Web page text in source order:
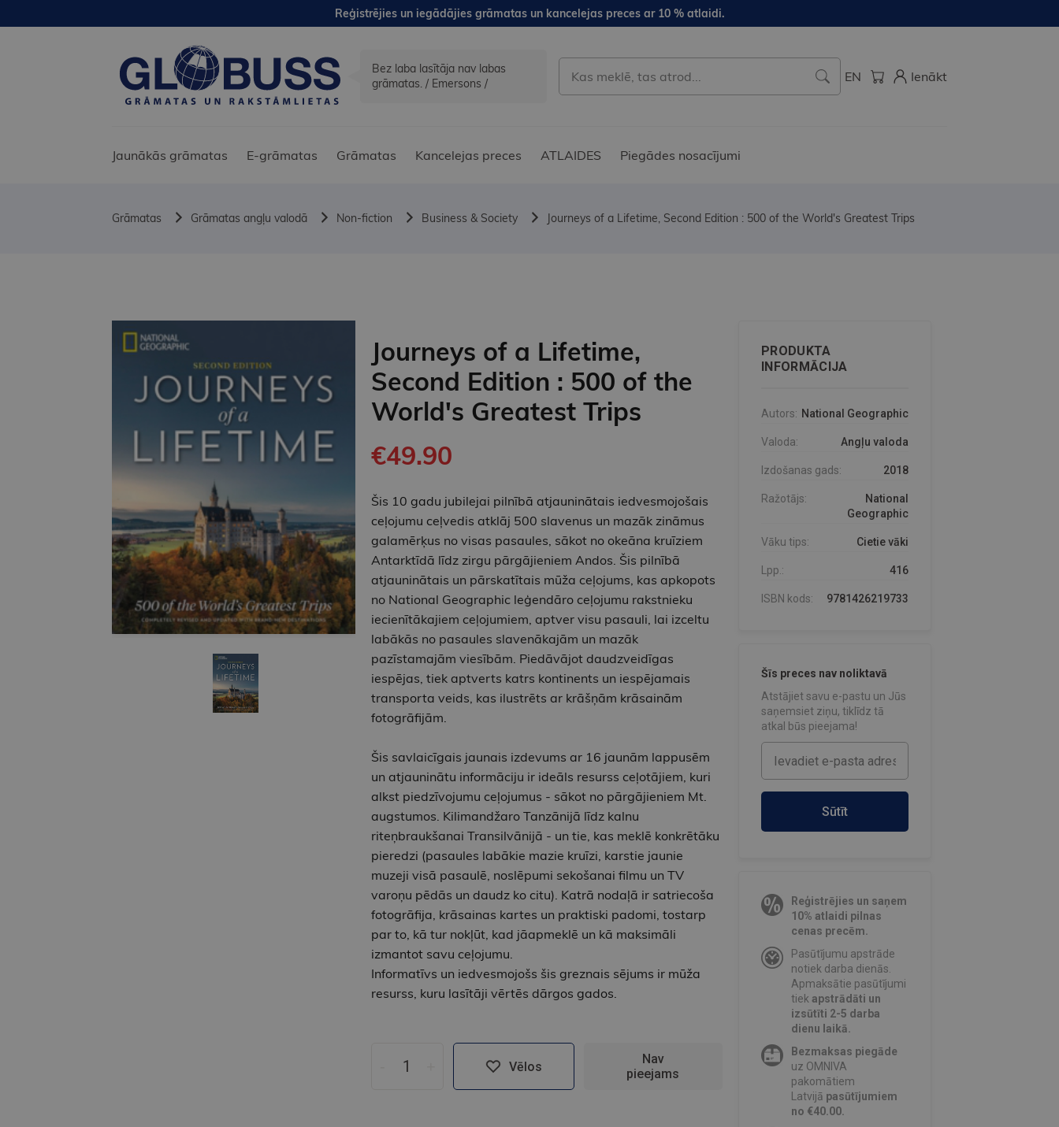
Reģistrējies un iegādājies grāmatas un kancelejas preces ar 10 % atlaidi.
Bez laba lasītāja nav labas
grāmatas. / Emersons /
EN Ienākt
Jaunākās grāmatas E-grāmatas Grāmatas Kancelejas preces ATLAIDES Piegādes nosacījumi
Grāmatas Grāmatas angļu valodā Non-fiction Business & Society Journeys of a Lifetime, Second Edition : 500 of the World's Greatest Trips
Journeys of a Lifetime,
Second Edition : 500 of the
World's Greatest Trips
€49.90
Šis 10 gadu jubilejai pilnībā atjauninātais iedvesmojošais
ceļojumu ceļvedis atklāj 500 slavenus un mazāk zināmus
galamērķus no visas pasaules, sākot no okeāna kruīziem
Antarktīdā līdz zirgu pārgājieniem Andos. Šis pilnībā
atjauninātais un pārskatītais mūža ceļojums, kas apkopots
no National Geographic leģendāro ceļojumu rakstnieku
iecienītākajiem ceļojumiem, aptver visu pasauli, lai izceltu
labākās no pasaules slavenākajām un mazāk
pazīstamajām viesībām. Piedāvājot daudzveidīgas
iespējas, tiek aptverts katrs kontinents un iespējamais
transporta veids, kas ilustrēts ar krāšņām krāsainām
fotogrāfijām.
Šis savlaicīgais jaunais izdevums ar 16 jaunām lappusēm
un atjauninātu informāciju ir ideāls resurss ceļotājiem, kuri
alkst piedzīvojumu ceļojumus - sākot no pārgājieniem Mt.
augstumos. Kilimandžaro Tanzānijā līdz kalnu
riteņbraukšanai Transilvānijā - un tie, kas meklē konkrētāku
pieredzi (pasaules labākie mazie kruīzi, karstie jaunie
muzeji visā pasaulē, noslēpumi sekošanai filmu un TV
varoņu pēdās un daudz ko citu). Katrā nodaļā ir satriecoša
fotogrāfija, krāsainas kartes un praktiski padomi, tostarp
par to, kā tur nokļūt, kad jāapmeklē un kā maksimāli
izmantot savu ceļojumu.
Informatīvs un iedvesmojošs šis greznais sējums ir mūža
resurss, kuru lasītāji vērtēs dārgos gados.
Vēlos
Nav
pieejams
PRODUKTA
INFORMĀCIJA
Autors: National Geographic
Valoda: Angļu valoda
Izdošanas gads: 2018
Ražotājs:
National
Geographic
Vāku tips: Cietie vāki
Lpp.: 416
ISBN kods: 9781426219733
Šīs preces nav noliktavā
Atstājiet savu e-pastu un Jūs
saņemsiet ziņu, tiklīdz tā
atkal būs pieejama!
Sūtīt
Reģistrējies un saņem
10% atlaidi pilnas
cenas precēm.
Pasūtījumu apstrāde
notiek darba dienās.
Apmaksātie pasūtījumi
tiekapstrādāti un
izsūtīti 2-5 darba
dienu laikā.
Bezmaksas piegāde
uz OMNIVA
pakomātiem
Latvijā pasūtījumiem
no €40.00.